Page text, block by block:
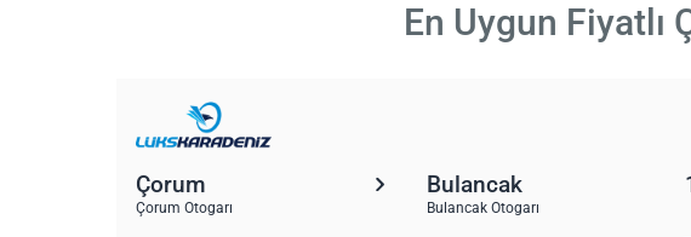
En Uygun
Çorum
Çorum Otogarı
Bulancak
Bulancak Otogarı